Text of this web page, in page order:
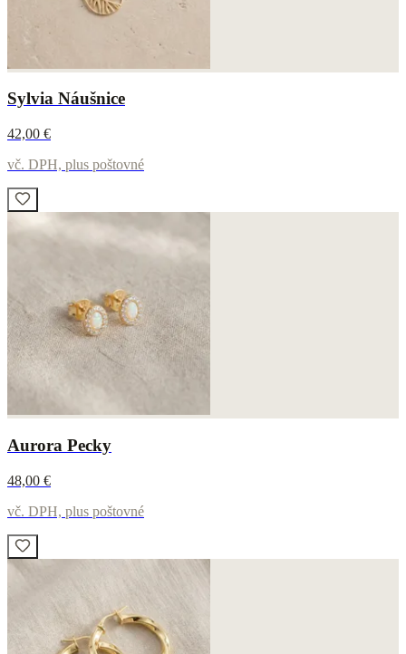
Sylvia Náušnice
42,00 €
vč. DPH, plus poštovné
Aurora Pecky
48,00 €
vč. DPH, plus poštovné